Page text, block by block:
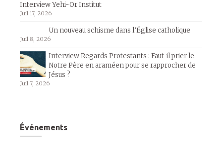
Interview Yehi-Or Institut
Juil 17, 2026
Un nouveau schisme dans l’Église catholique
Juil 8, 2026
Interview Regards Protestants : Faut-il prier le
Notre Père en araméen pour se rapprocher de
Jésus ?
Juil 7, 2026
Événements